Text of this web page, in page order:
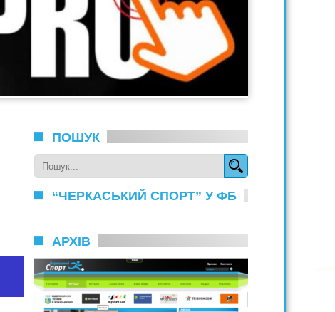
ПОШУК
“ЧЕРКАСЬКИЙ СПОРТ” У ФБ
АРХІВ